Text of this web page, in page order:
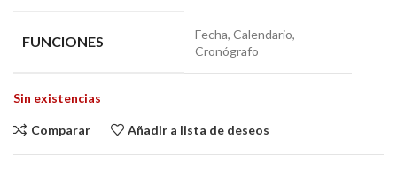
FUNCIONES
Fecha, Calendario,
Cronógrafo
Sin existencias
Comparar Añadir a lista de deseos